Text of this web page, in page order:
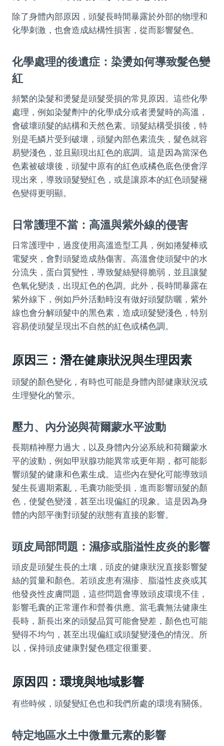
除了身體內部原因，頭髮長時間暴露於外部的物理和
化學刺激，也會造成結構性損害，從而影響髮色。
化學處理的後遺症：染燙如何導致髮色變
紅
頻繁的染髮和燙髮是頭髮受損的常見原因。這些化學
處理，例如染髮劑中的化學成分或者燙髮時的高溫，
會破壞頭髮的結構和天然色素。頭髮結構受損後，特
別是毛鱗片受到破壞，頭髮內部色素流失，髮色就容
易變淺色，並且顯現出紅色的底調。這是因為當深色
色素被破壞後，頭髮中原有的紅色或橘色底色便會浮
現出來，導致頭髮變紅色，或是讓原本的紅色頭髮褪
色變得更明顯。
日常護理不當：高溫與紫外線的侵害
日常護理中，過度使用高溫造型工具，例如捲髮棒或
電髮夾，會對頭髮造成熱傷害。高溫會使頭髮中的水
分流失，蛋白質變性，導致髮絲變得脆弱，並且讓髮
色氧化變淡，出現紅色的色調。此外，長時間暴露在
紫外線下，例如戶外活動時沒有做好頭髮防曬，紫外
線也會分解頭髮中的黑色素，造成頭髮變淺色，特別
容易使頭髮呈現出不自然的紅色或橘色調。
原因三：潛在健康狀況與生理因素
頭髮的顏色變化，有時也可能是身體內部健康狀況或
生理變化的警示。
壓力、內分泌與荷爾蒙水平波動
長期精神壓力過大，以及身體內分泌系統和荷爾蒙水
平的波動，例如甲狀腺功能異常或更年期，都可能影
響頭髮的健康和色素生成。這些內在變化可能導致頭
髮生長週期紊亂，毛囊功能受損，進而影響頭髮的顏
色，使髮色變淺，甚至出現偏紅的現象。這是因為身
體的內部平衡對頭髮的狀態有直接的影響。
頭皮局部問題：濕疹或脂溢性皮炎的影響
頭皮是頭髮生長的土壤，頭皮的健康狀況直接影響髮
絲的質量和顏色。若頭皮患有濕疹、脂溢性皮炎或其
他發炎性皮膚問題，這些問題會導致頭皮環境不佳，
影響毛囊的正常運作和營養供應。當毛囊無法健康生
長時，新長出來的頭髮品質可能會變差，顏色也可能
變得不均勻，甚至出現偏紅或頭髮變淺色的情況。所
以，保持頭皮健康對髮色穩定很重要。
原因四：環境與地域影響
有些時候，頭髮變紅色也和我們所處的環境有關係。
特定地區水土中微量元素的影響